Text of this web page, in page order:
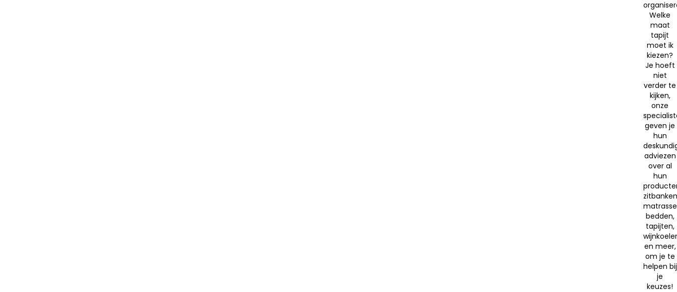
Welke
maat
tapijt
moet ik
kiezen?
Je hoeft
niet
verder te
kijken,
onze
geven je
hun
adviezen
over al
hun
bedden,
tapijten,
en meer,
om je te
helpen bij
je
keuzes!